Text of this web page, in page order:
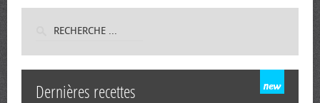
Dernières recettes